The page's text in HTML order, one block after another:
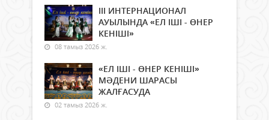
ІІІ ИНТЕРНАЦИОНАЛ
АУЫЛЫНДА «ЕЛ ІШІ - ӨНЕР
КЕНІШІ»
08 тамыз 2026 ж.
«ЕЛ ІШІ - ӨНЕР КЕНІШІ»
МӘДЕНИ ШАРАСЫ
ЖАЛҒАСУДА
02 тамыз 2026 ж.